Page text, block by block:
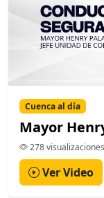
Cuenca al día
Mayor
278 visualizaciones
Ver Video